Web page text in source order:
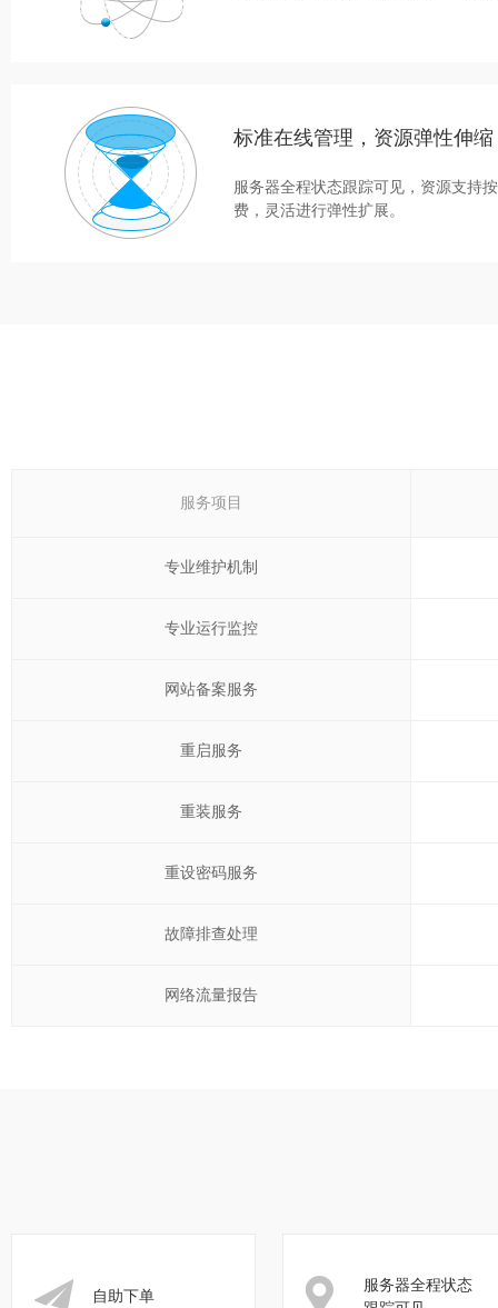
标准在线管理，资源弹性伸缩
服务器全程状态跟踪可见，资源支持
费，灵活进行弹性扩展。
服务项目
专业维护机制
专业运行监控
网站备案服务
重启服务
重装服务
重设密码服务
故障排查处理
网络流量报告
自助下单
服务器全程状态